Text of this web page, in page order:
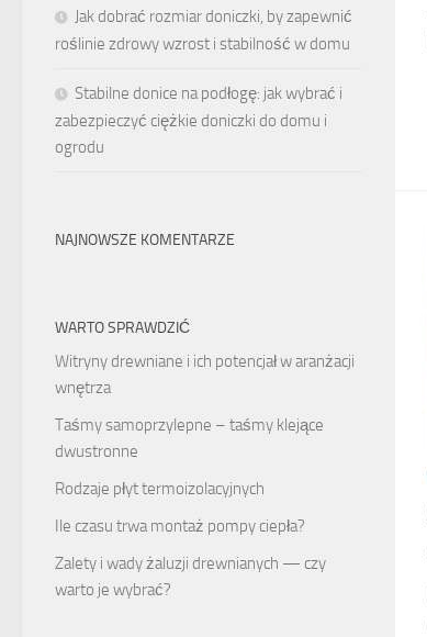
Jak dobrać rozmiar doniczki, by zapewnić
roślinie zdrowy wzrost i stabilność w domu
Stabilne donice na podłogę: jak wybrać i
zabezpieczyć ciężkie doniczki do domu i
ogrodu
NAJNOWSZE KOMENTARZE
WARTO SPRAWDZIĆ
Witryny drewniane i ich potencjał w aranżacji
wnętrza
Taśmy samoprzylepne – taśmy klejące
dwustronne
Rodzaje płyt termoizolacyjnych
Ile czasu trwa montaż pompy ciepła?
Zalety i wady żaluzji drewnianych — czy
warto je wybrać?